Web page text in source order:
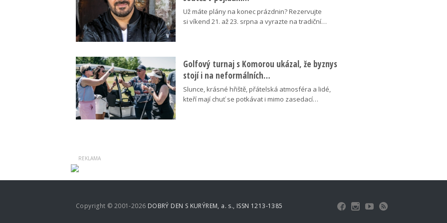
Už máte plány na konec prázdnin? Rezervujte
si víkend 21. až 23. srpna a vyrazte na tradiční…
Golfový turnaj s Komorou ukázal, že byznys
stojí i na neformálních…
Slunce, krásné hřiště, přátelská atmosféra a lidé,
kteří mají chuť se potkávat i mimo zasedací…
Copyright © 2001-2026 DOBRÝ DEN S KURÝREM, a. s., ISSN 1213-1385